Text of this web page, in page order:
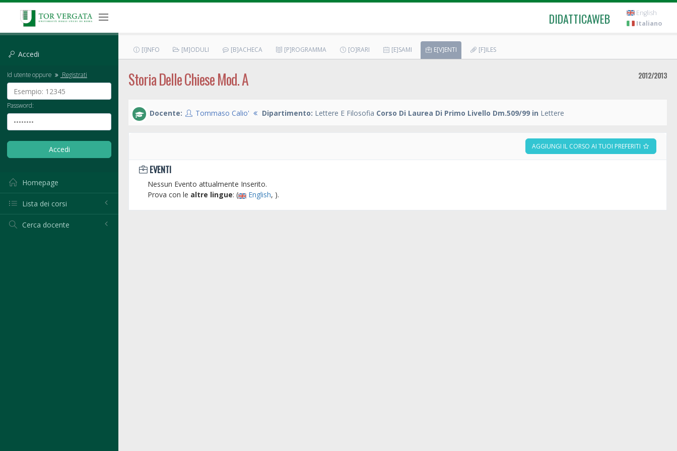
DIDATTICAWEB
English
Italiano
Accedi
Id utente oppure Registrati
Password:
Homepage
Lista dei corsi
Cerca docente
[I]NFO [M]ODULI [B]ACHECA [P]ROGRAMMA [O]RARI [E]SAMI E[V]ENTI [F]ILES
Storia Delle Chiese Mod. A 2012/2013
Docente: Tommaso Calio' Dipartimento: Lettere E Filosofia Corso Di Laurea Di Primo Livello Dm.509/99 in Lettere
AGGIUNGI IL CORSO AI TUOI PREFERITI
EVENTI
Nessun Evento attualmente Inserito.
Prova con le altre lingue: ( English, ).